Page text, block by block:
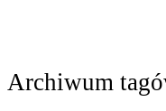
Archiwum